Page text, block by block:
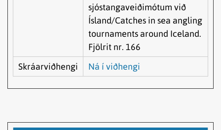
sjóstangaveiðimótum við
Ísland/Catches in sea angling
tournaments around Iceland.
Fjölrit nr. 166
Skráarviðhengi
Ná í viðhengi